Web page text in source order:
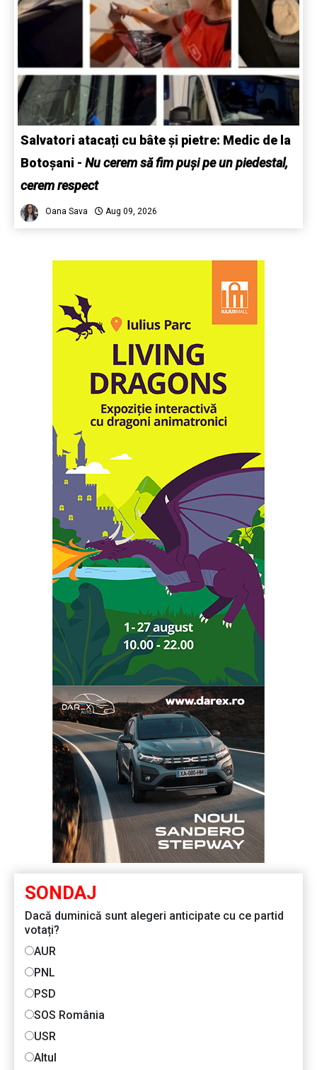
Salvatori atacați cu bâte și pietre: Medic de la
Botoșani - Nu cerem să fim puși pe un piedestal,
cerem respect
Oana Sava Aug 09, 2026
SONDAJ
Dacă duminică sunt alegeri anticipate cu ce partid
votați?
AUR
PNL
PSD
SOS România
USR
Altul